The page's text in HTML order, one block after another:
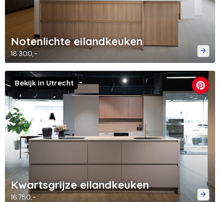
Notenlichte eilandkeuken
18.300,-
Kwartsgrijze eilandkeuken
16.750,-
Bekijk in Utrecht